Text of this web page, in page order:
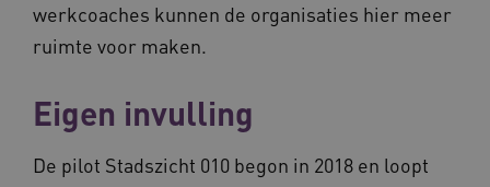
werkcoaches kunnen de organisaties hier meer
ruimte voor maken.
Eigen invulling
De pilot Stadszicht 010 begon in 2018 en loopt